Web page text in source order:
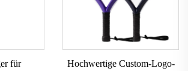
für
Hochwertige Custom-Logo-